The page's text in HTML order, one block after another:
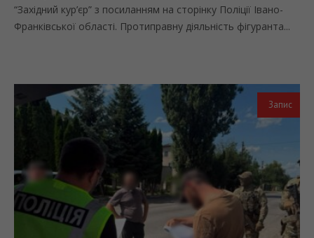
“Західний кур’єр” з посиланням на сторінку Поліції Івано-
Франківської області. Протиправну діяльність фігуранта...
Запис